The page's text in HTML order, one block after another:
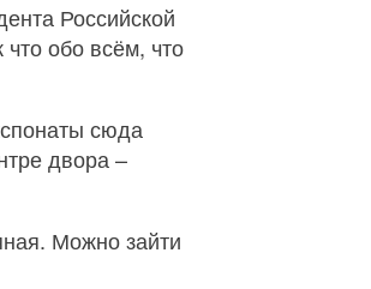
Российской
обо всём, что
сюда
двора –
Можно зайти